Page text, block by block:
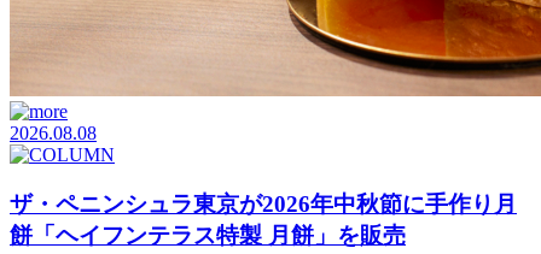
2026.08.08
ザ・ペニンシュラ東京が2026年中秋節に手作り月
餅「ヘイフンテラス特製 月餅」を販売